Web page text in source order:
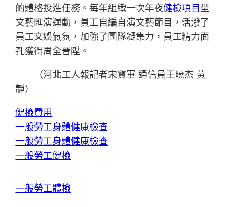
的體格投進任務。每年組織一次年夜健檢項目 型
文藝匯演運動，員工自編自演文藝節目，活潑了
員工文娛氣氛，加強了團隊凝集力，員工精力面
孔獲得周全晉陞。
（河北工人報記者宋寶軍 通信員王曉杰 黃
靜）
健檢費用
一般勞工身體健康檢查
一般勞工身體健康檢查
一般勞工健檢
一般勞工體檢